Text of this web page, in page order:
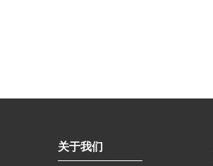
关于我们